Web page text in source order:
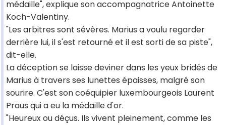
médaille", explique son accompagnatrice Antoinette
Koch-Valentiny.
"Les arbitres sont sévères. Marius a voulu regarder
derrière lui, il s'est retourné et il est sorti de sa piste",
dit-elle.
La déception se laisse deviner dans les yeux bridés de
Marius à travers ses lunettes épaisses, malgré son
sourire. C'est son coéquipier luxembourgeois Laurent
Praus qui a eu la médaille d'or.
"Heureux ou déçus. Ils vivent pleinement, comme les